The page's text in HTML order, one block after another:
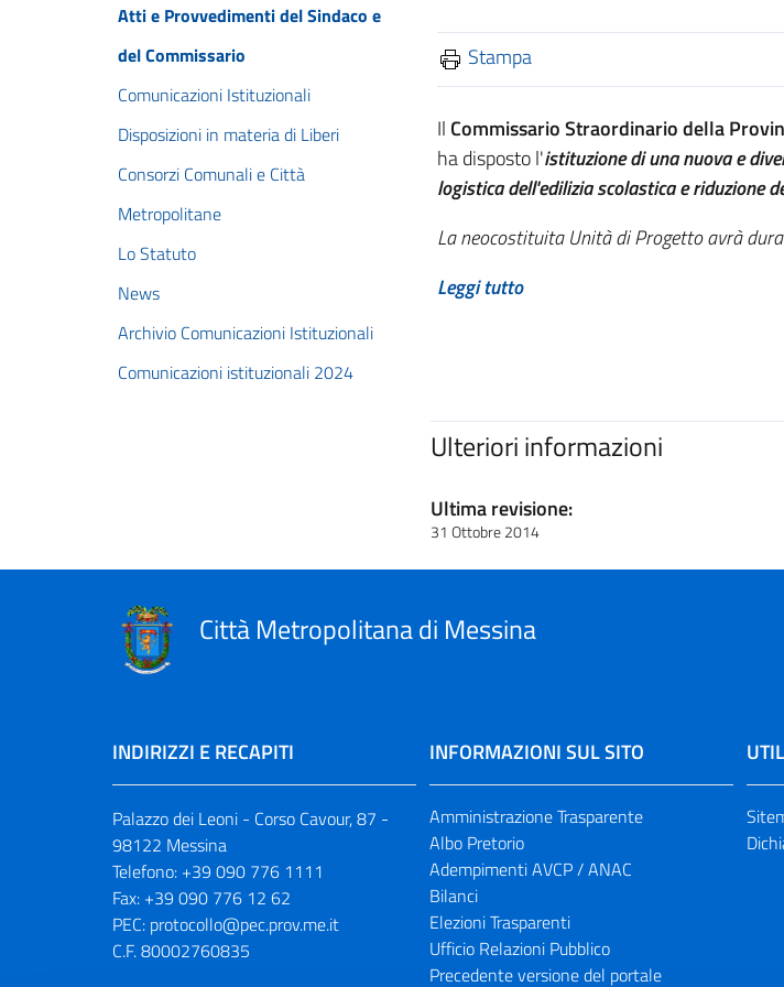
Atti e Provvedimenti del Sindaco e
del Commissario
Comunicazioni Istituzionali
Disposizioni in materia di Liberi
Consorzi Comunali e Città
Metropolitane
Lo Statuto
News
Archivio Comunicazioni Istituzionali
Comunicazioni istituzionali 2024
Stampa
Il Commissario Straordinario della
ha disposto l'istituzione di una nuova e
logistica dell'edilizia scolastica e riduzione
La neocostituita Unità di Progetto avrà
Leggi tutto
Ulteriori informazioni
Ultima revisione:
31 Ottobre 2014
Città Metropolitana di Messina
INDIRIZZI E RECAPITI
Palazzo dei Leoni - Corso Cavour, 87 -
98122 Messina
Telefono: +39 090 776 1111
Fax: +39 090 776 12 62
PEC: protocollo@pec.prov.me.it
C.F. 80002760835
INFORMAZIONI SUL SITO
Amministrazione Trasparente
Albo Pretorio
Adempimenti AVCP / ANAC
Bilanci
Elezioni Trasparenti
Ufficio Relazioni Pubblico
Precedente versione del portale